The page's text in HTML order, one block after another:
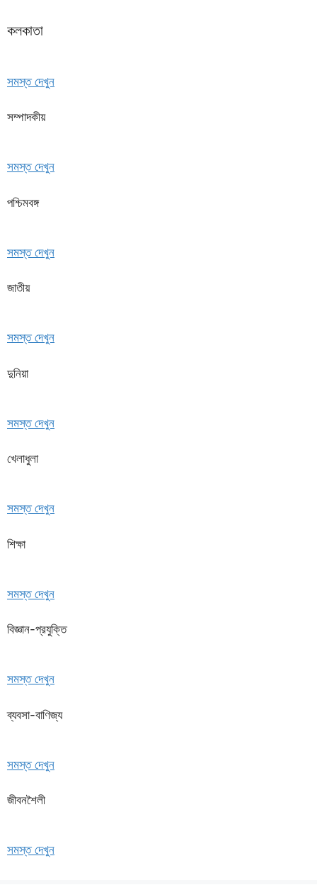
কলকাতা
সমস্ত দেখুন
সম্পাদকীয়
সমস্ত দেখুন
পশ্চিমবঙ্গ
সমস্ত দেখুন
জাতীয়
সমস্ত দেখুন
দুনিয়া
সমস্ত দেখুন
খেলাধুলা
সমস্ত দেখুন
শিক্ষা
সমস্ত দেখুন
বিজ্ঞান-প্রযুক্তি
সমস্ত দেখুন
ব্যবসা-বাণিজ্য
সমস্ত দেখুন
জীবনশৈলী
সমস্ত দেখুন